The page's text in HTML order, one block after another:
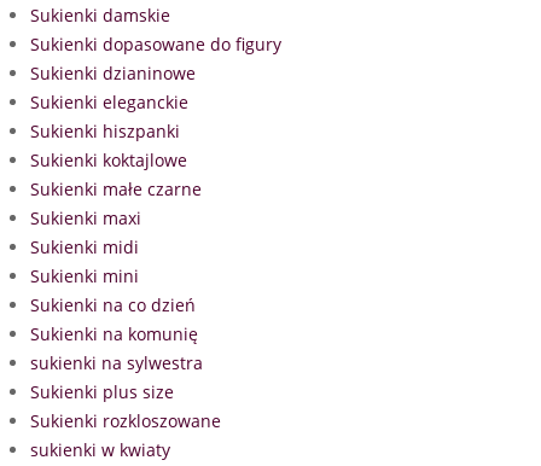
Sukienki damskie
Sukienki dopasowane do figury
Sukienki dzianinowe
Sukienki eleganckie
Sukienki hiszpanki
Sukienki koktajlowe
Sukienki małe czarne
Sukienki maxi
Sukienki midi
Sukienki mini
Sukienki na co dzień
Sukienki na komunię
sukienki na sylwestra
Sukienki plus size
Sukienki rozkloszowane
sukienki w kwiaty